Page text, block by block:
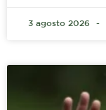
3 agosto 2026